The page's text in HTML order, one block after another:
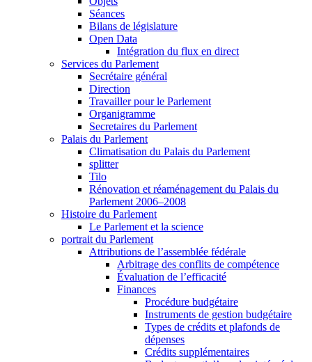
Séances
Bilans de législature
Open Data
Intégration du flux en direct
Services du Parlement
Secrétaire général
Direction
Travailler pour le Parlement
Organigramme
Secretaires du Parlement
Palais du Parlement
Climatisation du Palais du Parlement
splitter
Tilo
Rénovation et réaménagement du Palais du
Parlement 2006–2008
Histoire du Parlement
Le Parlement et la science
portrait du Parlement
Attributions de l’assemblée fédérale
Arbitrage des conflits de compétence
Évaluation de l’efficacité
Finances
Procédure budgétaire
Instruments de gestion budgétaire
Types de crédits et plafonds de
dépenses
Crédits supplémentaires